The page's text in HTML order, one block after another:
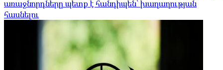
առաջնորդները պետք է հանդիպեն՝ խաղաղության
հասնելու